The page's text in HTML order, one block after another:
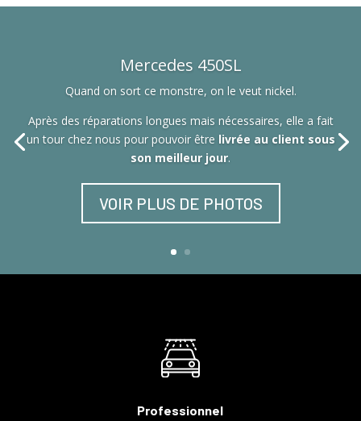
Mercedes 450SL
Quand on sort ce monstre, on le veut nickel.
Après des réparations longues mais nécessaires, elle a fait
un tour chez nous pour pouvoir être livrée au client sous
son meilleur jour.
VOIR PLUS DE PHOTOS
Professionnel